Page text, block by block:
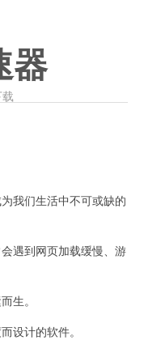
器
我们生活中不可或缺的
遇到网页加载缓慢、游
生。
计的软件。